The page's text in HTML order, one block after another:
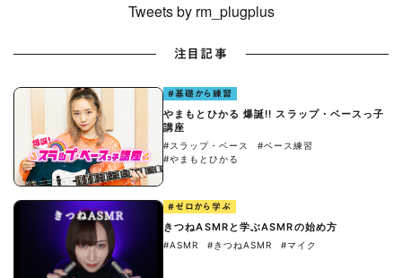
Tweets by rm_plugplus
注目記事
#基礎から練習
やまもとひかる 爆誕!! スラップ・ベースっ子
講座
#スラップ・ベース
#ベース練習
#やまもとひかる
#ゼロから学ぶ
きつねASMRと学ぶASMRの始め方
#ASMR #きつねASMR #マイク